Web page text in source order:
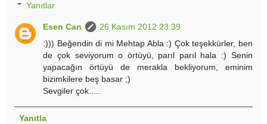
Yanıtlar
Esen Can
26 Kasım 2012 23:39
:))) Beğendin di mi Mehtap Abla :) Çok teşekkürler, ben
de çok seviyorum o örtüyü, parıl parıl hala :) Senin
yapacağın örtüyü de merakla bekliyorum, eminim
bizimkilere beş basar ;)
Sevgiler çok.....
Yanıtla